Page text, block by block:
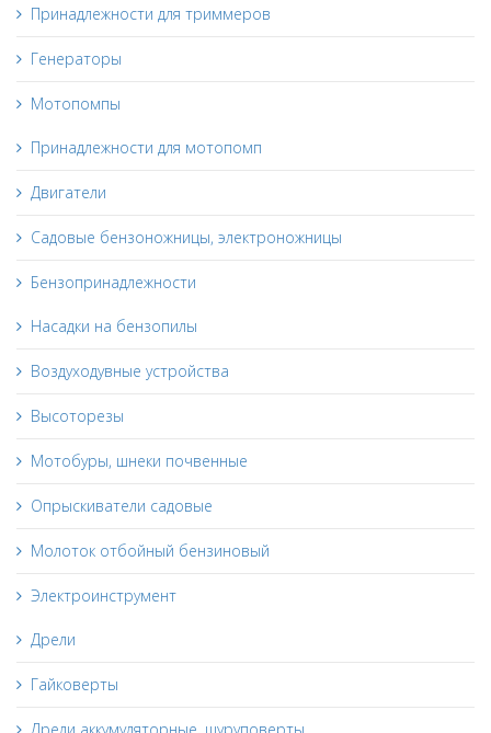
Принадлежности для триммеров
Генераторы
Мотопомпы
Принадлежности для мотопомп
Двигатели
Садовые бензоножницы, электроножницы
Бензопринадлежности
Насадки на бензопилы
Воздуходувные устройства
Высоторезы
Мотобуры, шнеки почвенные
Опрыскиватели садовые
Молоток отбойный бензиновый
Электроинструмент
Дрели
Гайковерты